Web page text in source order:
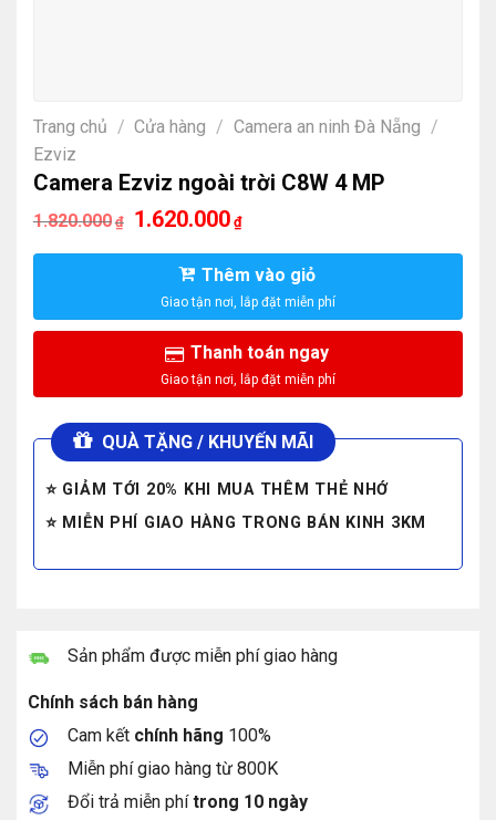
Trang chủ / Cửa hàng / Camera an ninh Đà Nẵng /
Ezviz
Camera Ezviz ngoài trời C8W 4 MP
1.820.000 ₫
Giá
gốc
là:
1.820.000₫.
1.620.000 ₫Giá
hiện
tại
là:
1.620.000₫.
Thêm vào giỏ
Thanh toán ngay
QUÀ TẶNG / KHUYẾN MÃI
⭐ GIẢM TỚI 20% KHI MUA THÊM THẺ NHỚ
⭐ MIỄN PHÍ GIAO HÀNG TRONG BÁN KINH 3KM
Sản phẩm được miễn phí giao hàng
Chính sách bán hàng
Cam kết chính hãng 100%
Miễn phí giao hàng từ 800K
Đổi trả miễn phítrong 10 ngày